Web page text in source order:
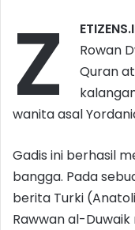
Z
Rowan
Quran
wanita asal
Gadis ini berhasil
bangga. Pada
berita Turki
Rawwan al-